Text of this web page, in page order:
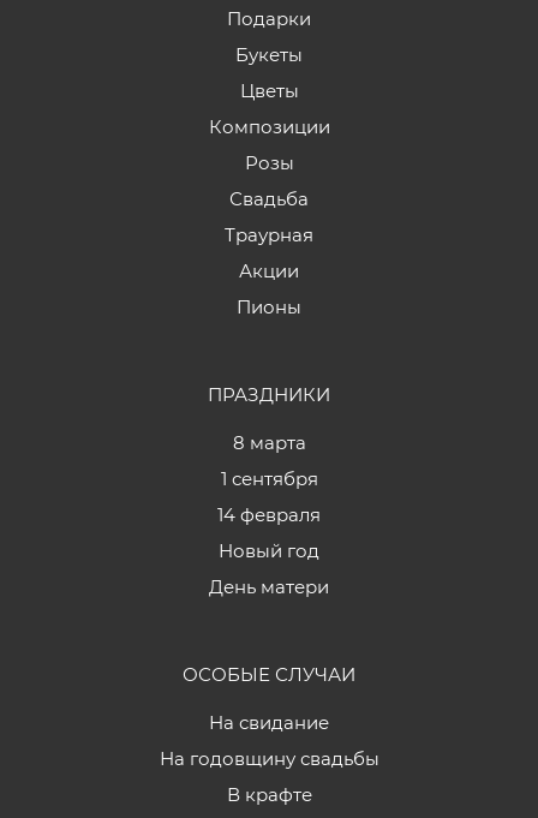
Подарки
Букеты
Цветы
Композиции
Розы
Свадьба
Траурная
Акции
Пионы
ПРАЗДНИКИ
8 марта
1 сентября
14 февраля
Новый год
День матери
ОСОБЫЕ СЛУЧАИ
На свидание
На годовщину свадьбы
В крафте